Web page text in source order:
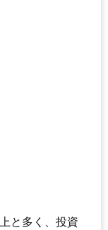
と多く、投資